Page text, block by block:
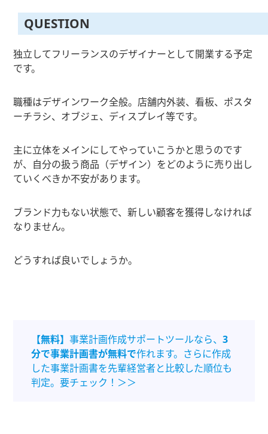
QUESTION
独立してフリーランスのデザイナーとして開業する予定
です。
職種はデザインワーク全般。店舗内外装、看板、ポスタ
ーチラシ、オブジェ、ディスプレイ等です。
主に立体をメインにしてやっていこうかと思うのです
が、自分の扱う商品（デザイン）をどのように売り出し
ていくべきか不安があります。
ブランド力もない状態で、新しい顧客を獲得しなければ
なりません。
どうすれば良いでしょうか。
【無料】事業計画作成サポートツールなら、3
分で事業計画書が無料で作れます。さらに作成
した事業計画書を先輩経営者と比較した順位も
判定。要チェック！＞＞